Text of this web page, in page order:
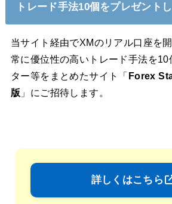
トレード手法10個をプレゼントし
当サイト経由でXMのリアル口座を
常に優位性の高いトレード手法を10
ター等をまとめたサイト「 Forex
版 」にご招待します。
詳しくはこちら